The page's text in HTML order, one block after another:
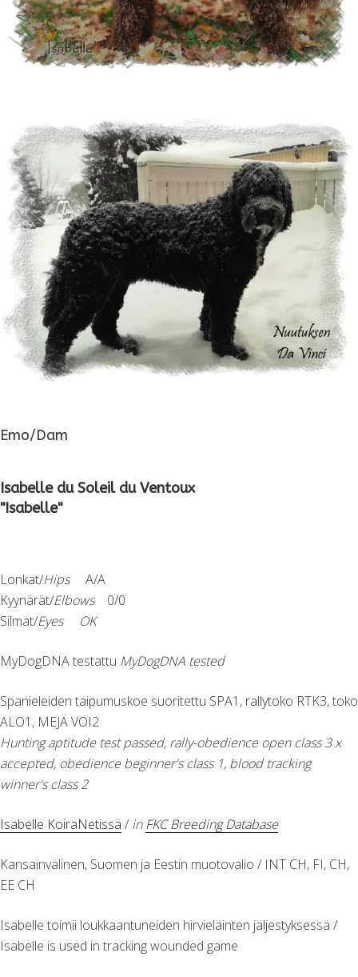
Emo/Dam
Isabelle du Soleil du Ventoux
"Isabelle"
Lonkat/HipsA/A
Kyynärät/Elbows0/0
Silmät/Eyes OK
MyDogDNA testattu MyDogDNA tested
Spanieleiden taipumuskoe suoritettu SPA1, rallytoko RTK3, toko
ALO1, MEJÄ VOI2
Hunting aptitude test passed, rally-obedience open class 3 x
accepted, obedience beginner's class 1, blood tracking
winner's class 2
Isabelle KoiraNetissä / inFKC Breeding Database
Kansainvälinen, Suomen ja Eestin muotovalio / INT CH, FI, CH,
EE CH
Isabelle toimii loukkaantuneiden hirvieläinten jäljestyksessä /
Isabelle is used in tracking wounded game